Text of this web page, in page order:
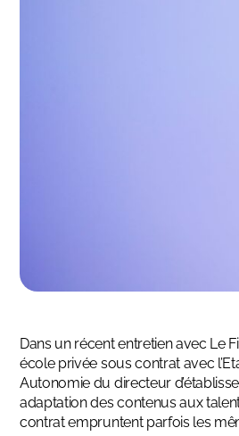
Dans un récent entretien avec Le
école privée sous contrat avec
Autonomie du directeur
adaptation des contenus aux
contrat empruntent parfois les